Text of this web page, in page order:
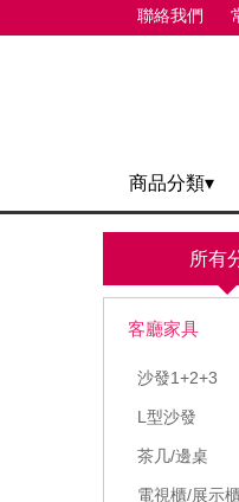
聯絡我們
商品分類▾
所有
客廳家具
沙發1+2+3
L型沙發
茶几/邊桌
電視櫃/展示